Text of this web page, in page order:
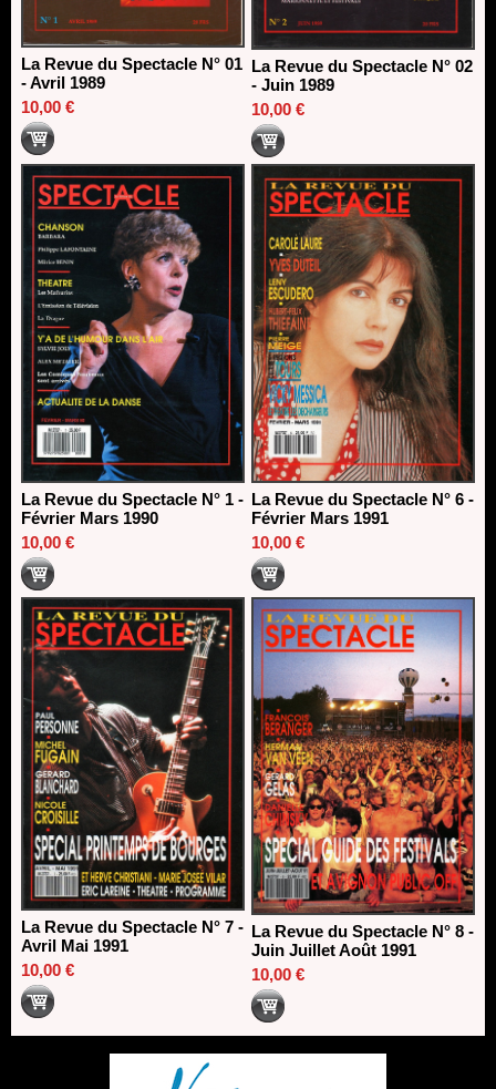
La Revue du Spectacle N° 01
- Avril 1989
10,00 €
La Revue du Spectacle N° 02
- Juin 1989
10,00 €
La Revue du Spectacle N° 1 -
Février Mars 1990
10,00 €
La Revue du Spectacle N° 6 -
Février Mars 1991
10,00 €
La Revue du Spectacle N° 7 -
Avril Mai 1991
10,00 €
La Revue du Spectacle N° 8 -
Juin Juillet Août 1991
10,00 €